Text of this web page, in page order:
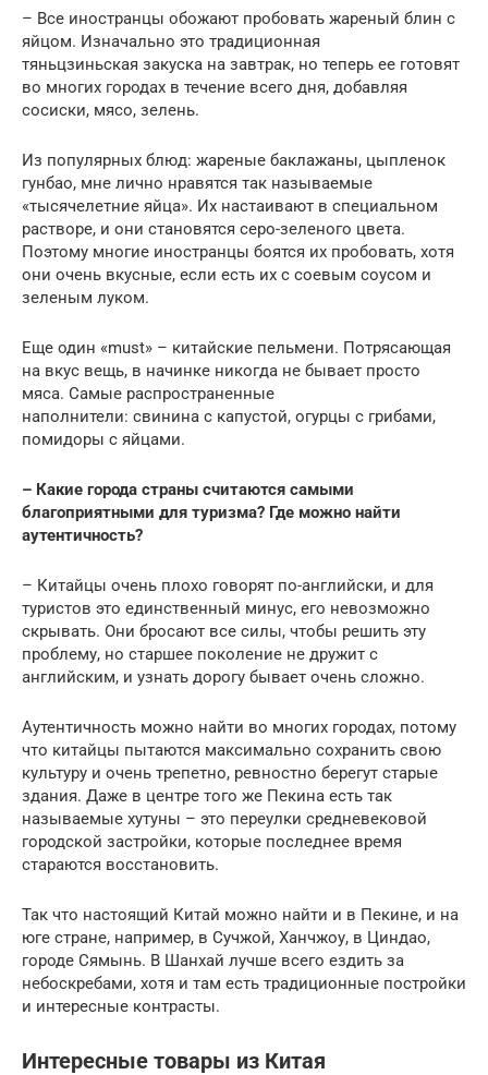
– Все иностранцы обожают пробовать жареный блин с
яйцом. Изначально это традиционная
тяньцзиньская закуска на завтрак, но теперь ее готовят
во многих городах в течение всего дня, добавляя
сосиски, мясо, зелень.
Из популярных блюд: жареные баклажаны, цыпленок
гунбао, мне лично нравятся так называемые
«тысячелетние яйца». Их настаивают в специальном
растворе, и они становятся серо-зеленого цвета.
Поэтому многие иностранцы боятся их пробовать, хотя
они очень вкусные, если есть их с соевым соусом и
зеленым луком.
Еще один «must» – китайские пельмени. Потрясающая
на вкус вещь, в начинке никогда не бывает просто
мяса. Самые распространенные
наполнители: свинина с капустой, огурцы с грибами,
помидоры с яйцами.
– Какие города страны считаются самыми
благоприятными для туризма? Где можно найти
аутентичность?
– Китайцы очень плохо говорят по-английски, и для
туристов это единственный минус, его невозможно
скрывать. Они бросают все силы, чтобы решить эту
проблему, но старшее поколение не дружит с
английским, и узнать дорогу бывает очень сложно.
Аутентичность можно найти во многих городах, потому
что китайцы пытаются максимально сохранить свою
культуру и очень трепетно, ревностно берегут старые
здания. Даже в центре того же Пекина есть так
называемые хутуны – это переулки средневековой
городской застройки, которые последнее время
стараются восстановить.
Так что настоящий Китай можно найти и в Пекине, и на
юге стране, например, в Сучжой, Ханчжоу, в Циндао,
городе Сямынь. В Шанхай лучше всего ездить за
небоскребами, хотя и там есть традиционные постройки
и интересные контрасты.
Интересные товары из Китая